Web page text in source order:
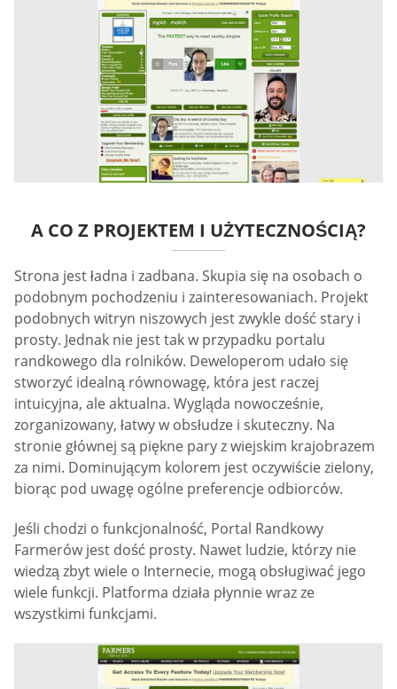
A CO Z PROJEKTEM I UŻYTECZNOŚCIĄ?
Strona jest ładna i zadbana. Skupia się na osobach o
podobnym pochodzeniu i zainteresowaniach. Projekt
podobnych witryn niszowych jest zwykle dość stary i
prosty. Jednak nie jest tak w przypadku portalu
randkowego dla rolników. Deweloperom udało się
stworzyć idealną równowagę, która jest raczej
intuicyjna, ale aktualna. Wygląda nowocześnie,
zorganizowany, łatwy w obsłudze i skuteczny. Na
stronie głównej są piękne pary z wiejskim krajobrazem
za nimi. Dominującym kolorem jest oczywiście zielony,
biorąc pod uwagę ogólne preferencje odbiorców.
Jeśli chodzi o funkcjonalność, Portal Randkowy
Farmerów jest dość prosty. Nawet ludzie, którzy nie
wiedzą zbyt wiele o Internecie, mogą obsługiwać jego
wiele funkcji. Platforma działa płynnie wraz ze
wszystkimi funkcjami.